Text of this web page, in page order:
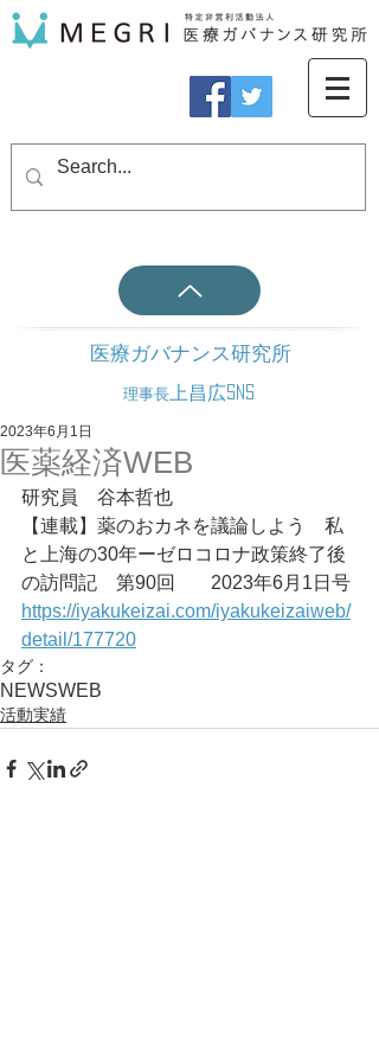
医療ガバナンス研究所
理事長 上昌広SNS
医薬経済WEB
2023年6月1日
研究員　谷本哲也
【連載】薬のおカネを議論しよう　私
と上海の30年ーゼロコロナ政策終了後
の訪問記　第90回	2023年6月1日号
https://iyakukeizai.com/iyakukeizaiweb/
detail/177720
タグ：
NEWSWEB
活動実績